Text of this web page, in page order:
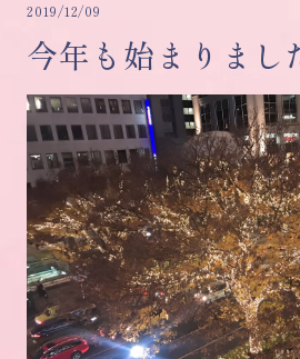
2019/12/09
今年も始まりまし